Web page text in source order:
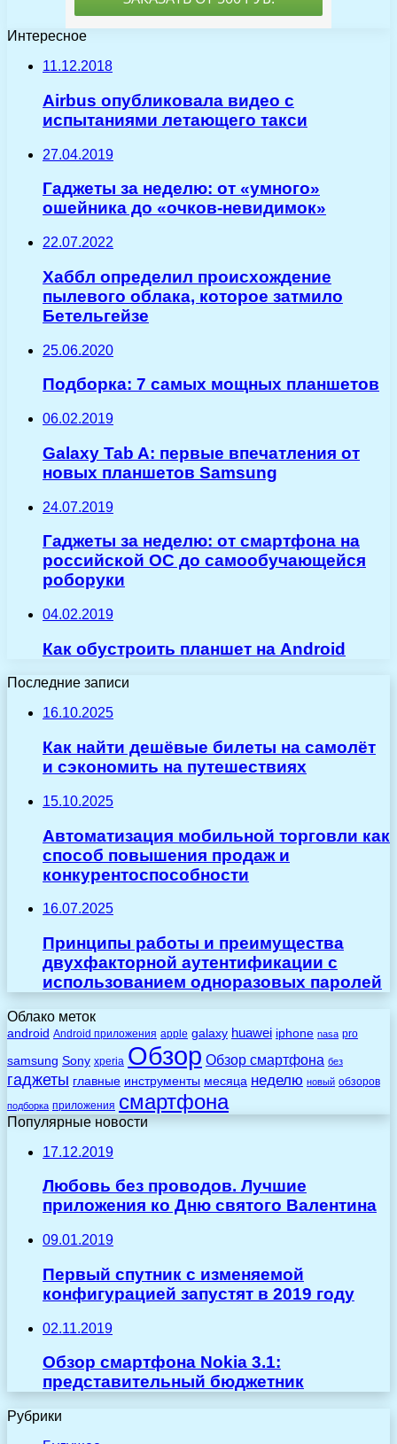
Интересное
11.12.2018
Airbus опубликовала видео с
испытаниями летающего такси
27.04.2019
Гаджеты за неделю: от «умного»
ошейника до «очков-невидимок»
22.07.2022
Хаббл определил происхождение
пылевого облака, которое затмило
Бетельгейзе
25.06.2020
Подборка: 7 самых мощных планшетов
06.02.2019
Galaxy Tab A: первые впечатления от
новых планшетов Samsung
24.07.2019
Гаджеты за неделю: от смартфона на
российской ОС до самообучающейся
роборуки
04.02.2019
Как обустроить планшет на Android
Последние записи
16.10.2025
Как найти дешёвые билеты на самолёт
и сэкономить на путешествиях
15.10.2025
Автоматизация мобильной торговли как
способ повышения продаж и
конкурентоспособности
16.07.2025
Принципы работы и преимущества
двухфакторной аутентификации с
использованием одноразовых паролей
Облако меток
android Android приложения apple galaxy huawei iphone nasa pro
samsung Sony xperia Обзор Обзор смартфона без
гаджеты главные инструменты месяца неделю новый обзоров
подборка приложения смартфона
Популярные новости
17.12.2019
Любовь без проводов. Лучшие
приложения ко Дню святого Валентина
09.01.2019
Первый спутник с изменяемой
конфигурацией запустят в 2019 году
02.11.2019
Обзор смартфона Nokia 3.1:
представительный бюджетник
Рубрики